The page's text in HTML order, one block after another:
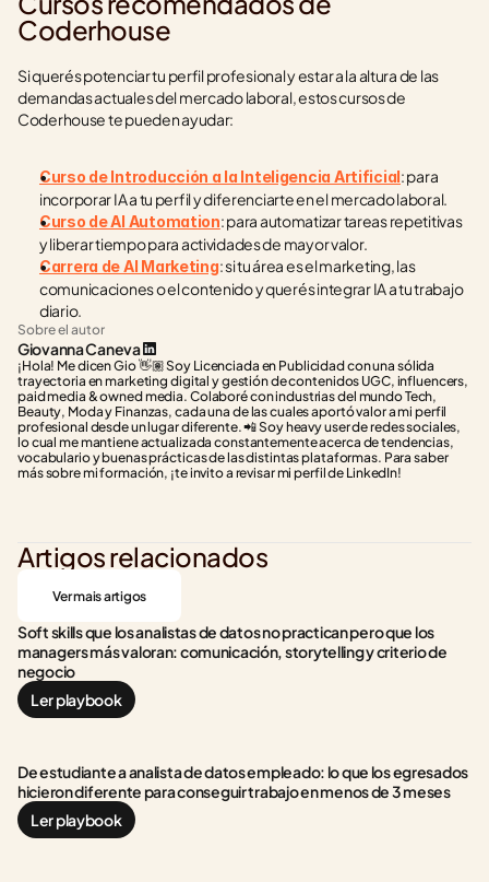
Coderhouse
Si querés potenciar tu perfil profesional y estar a la altura de las
demandas actuales del mercado laboral, estos cursos de
Coderhouse te pueden ayudar:
Curso de Introducción a la Inteligencia Artificial: para
incorporar IA a tu perfil y diferenciarte en el mercado laboral.
Curso de AI Automation: para automatizar tareas repetitivas
y liberar tiempo para actividades de mayor valor.
Carrera de AI Marketing: si tu área es el marketing, las
comunicaciones o el contenido y querés integrar IA a tu trabajo
diario.
Sobre el autor
Giovanna Caneva
¡Hola! Me dicen Gio 👋🏽 Soy Licenciada en Publicidad con una sólida
trayectoria en marketing digital y gestión de contenidos UGC, influencers,
paid media & owned media. Colaboré con industrias del mundo Tech,
Beauty, Moda y Finanzas, cada una de las cuales aportó valor a mi perfil
profesional desde un lugar diferente. 📲 Soy heavy user de redes sociales,
lo cual me mantiene actualizada constantemente acerca de tendencias,
vocabulario y buenas prácticas de las distintas plataformas. Para saber
más sobre mi formación, ¡te invito a revisar mi perfil de LinkedIn!
Artigos relacionados
Ver mais artigos
Soft skills que los analistas de datos no practican pero que los
managers más valoran: comunicación, storytelling y criterio de
negocio
Ler playbook
De estudiante a analista de datos empleado: lo que los egresados
hicieron diferente para conseguir trabajo en menos de 3 meses
Ler playbook